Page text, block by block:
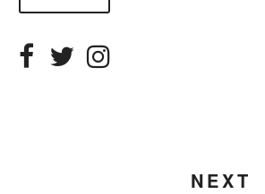
NEXT